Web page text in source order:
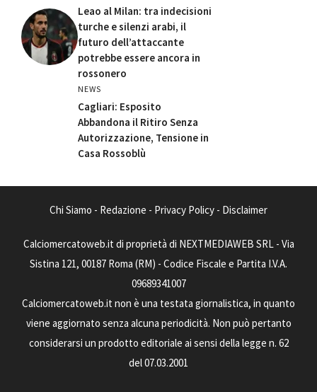
Leao al Milan: tra indecisioni
turche e silenzi arabi, il
futuro dell’attaccante
potrebbe essere ancora in
rossonero
NEWS
Cagliari: Esposito
Abbandona il Ritiro Senza
Autorizzazione, Tensione in
Casa Rossoblù
Chi Siamo - Redazione - Privacy Policy - Disclaimer
Calciomercatoweb.it di proprietà di NEXTMEDIAWEB SRL - Via
Sistina 121, 00187 Roma (RM) - Codice Fiscale e Partita I.V.A.
09689341007
Calciomercatoweb.it non è una testata giornalistica, in quanto
viene aggiornato senza alcuna periodicità. Non può pertanto
considerarsi un prodotto editoriale ai sensi della legge n. 62
del 07.03.2001